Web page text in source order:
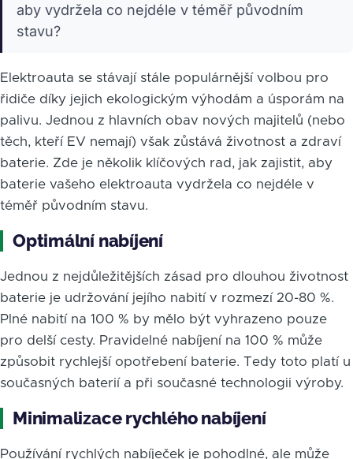
aby vydržela co nejdéle v téměř původním
stavu?
Elektroauta se stávají stále populárnější volbou pro
řidiče díky jejich ekologickým výhodám a úsporám na
palivu. Jednou z hlavních obav nových majitelů (nebo
těch, kteří EV nemají) však zůstává životnost a zdraví
baterie. Zde je několik klíčových rad, jak zajistit, aby
baterie vašeho elektroauta vydržela co nejdéle v
téměř původním stavu.
Optimální nabíjení
Jednou z nejdůležitějších zásad pro dlouhou životnost
baterie je udržování jejího nabití v rozmezí 20-80 %.
Plné nabití na 100 % by mělo být vyhrazeno pouze
pro delší cesty. Pravidelné nabíjení na 100 % může
způsobit rychlejší opotřebení baterie. Tedy toto platí u
současných baterií a při současné technologii výroby.
Minimalizace rychlého nabíjení
Používání rychlých nabíječek je pohodlné, ale může